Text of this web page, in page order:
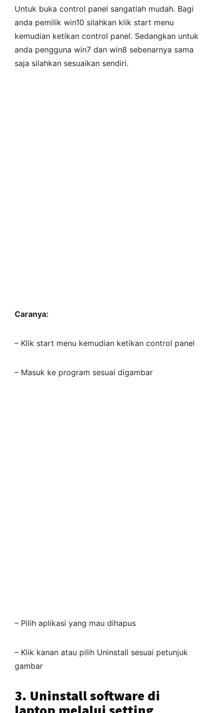
Untuk buka control panel sangatlah mudah. Bagi
anda pemilik win10 silahkan klik start menu
kemudian ketikan control panel. Sedangkan untuk
anda pengguna win7 dan win8 sebenarnya sama
saja silahkan sesuaikan sendiri.
Caranya:
– Klik start menu kemudian ketikan control panel
– Masuk ke program sesuai digambar
– Pilih aplikasi yang mau dihapus
– Klik kanan atau pilih Uninstall sesuai petunjuk
gambar
3. Uninstall software di